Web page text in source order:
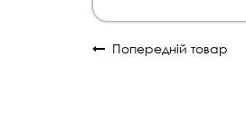
Попередній товар